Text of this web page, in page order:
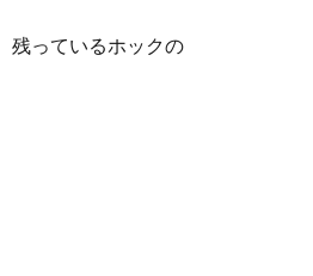
残っているホックの